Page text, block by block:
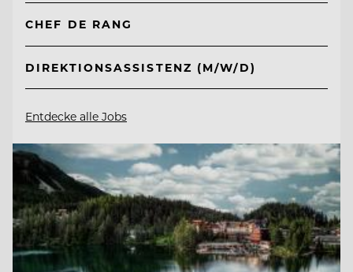
CHEF DE RANG
DIREKTIONSASSISTENZ (M/W/D)
Entdecke alle Jobs